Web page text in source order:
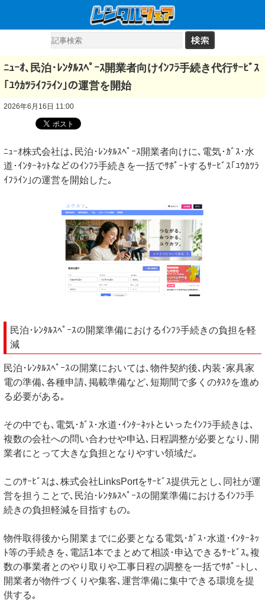
ﾆｭｰｵ､民泊･ﾚﾝﾀﾙｽﾍﾟｰｽ開業者向けｲﾝﾌﾗ手続き代行ｻｰﾋﾞｽ
｢ﾕｳｶﾂﾗｲﾌﾗｲﾝ｣の運営を開始
2026年6月16日 11:00
ﾆｭｰｵ株式会社は､民泊･ﾚﾝﾀﾙｽﾍﾟｰｽ開業者向けに､電気･ｶﾞｽ･水
道･ｲﾝﾀｰﾈｯﾄなどのｲﾝﾌﾗ手続きを一括でｻﾎﾟｰﾄするｻｰﾋﾞｽ｢ﾕｳｶﾂﾗ
ｲﾌﾗｲﾝ｣の運営を開始した｡
民泊･ﾚﾝﾀﾙｽﾍﾟｰｽの開業準備におけるｲﾝﾌﾗ手続きの負担を軽
減
民泊･ﾚﾝﾀﾙｽﾍﾟｰｽの開業においては､物件契約後､内装･家具家
電の準備､各種申請､掲載準備など､短期間で多くのﾀｽｸを進め
る必要がある｡
その中でも､電気･ｶﾞｽ･水道･ｲﾝﾀｰﾈｯﾄといったｲﾝﾌﾗ手続きは､
複数の会社への問い合わせや申込､日程調整が必要となり､開
業者にとって大きな負担となりやすい領域だ｡
このｻｰﾋﾞｽは､株式会社LinksPortをｻｰﾋﾞｽ提供元とし､同社が運
営を担うことで､民泊･ﾚﾝﾀﾙｽﾍﾟｰｽの開業準備におけるｲﾝﾌﾗ手
続きの負担軽減を目指すもの｡
物件取得後から開業までに必要となる電気･ｶﾞｽ･水道･ｲﾝﾀｰﾈｯ
ﾄ等の手続きを､電話1本でまとめて相談･申込できるｻｰﾋﾞｽ｡複
数の事業者とのやり取りや工事日程の調整を一括でｻﾎﾟｰﾄし､
開業者が物件づくりや集客､運営準備に集中できる環境を提
供する｡